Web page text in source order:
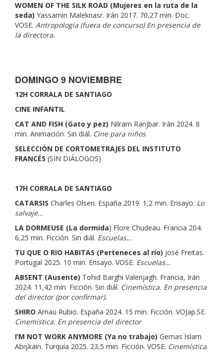
WOMEN OF THE SILK ROAD (Mujeres en la ruta de la
seda) Yassamin Maleknasr. Irán 2017. 70,27 min. Doc.
VOSE. Antropología (fuera de concurso) En presencia de
la directora.
DOMINGO 9 NOVIEMBRE
12H CORRALA DE SANTIAGO
CINE INFANTIL
CAT AND FISH (Gato y pez) Nilram Ranjbar. Irán 2024. 8
min. Animación. Sin diál. Cine para niños
SELECCIÓN DE CORTOMETRAJES DEL INSTITUTO
FRANCÉS (SIN DIÁLOGOS)
17H CORRALA DE SANTIAGO
CATARSIS Charles Olsen. España 2019. 1,2 min. Ensayo. Lo
salvaje…
LA DORMEUSE (La dormida) Flore Chudeau. Francia 204.
6,25 min. Ficción. Sin diál. Escuelas…
TU QUE O RIO HABITAS (Perteneces al río) José Freitas.
Portugal 2025. 10 min. Ensayo. VOSE. Escuelas…
ABSENT (Ausente) Tohid Barghi Valenjagh. Francia, Irán
2024. 11,42 min. Ficción. Sin diál. Cinemística. En presencia
del director (por confirmar).
SHIRO Arnau Rubio. España 2024. 15 min. Ficción. VOJap.SE.
Cinemística. En presencia del director
I’M NOT WORK ANYMORE (Ya no trabajo) Gernas İslam
Abışkain. Turquía 2025. 23,5 min. Ficción. VOSE. Cinemística